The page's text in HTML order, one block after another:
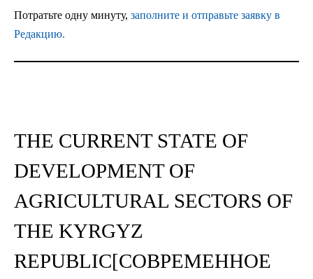
Потратьте одну минуту, заполните и отправьте заявку в
Редакцию.
THE CURRENT STATE OF
DEVELOPMENT OF
AGRICULTURAL SECTORS OF
THE KYRGYZ
REPUBLIC[СОВРЕМЕННОЕ